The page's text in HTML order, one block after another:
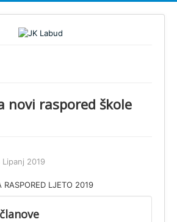
novi raspored škole
2019